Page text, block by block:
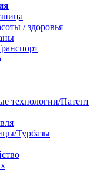
/ здоровья
технологии/Патент
Турбазы